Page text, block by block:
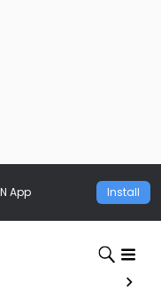
App Install